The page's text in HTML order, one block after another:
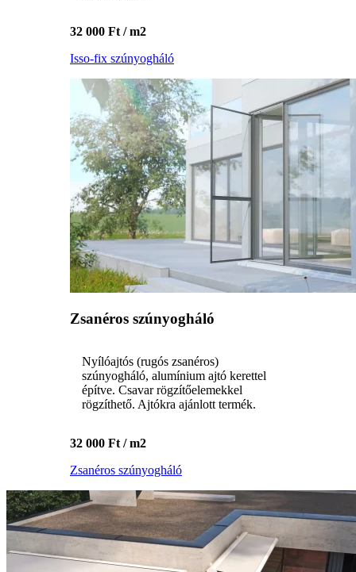
32 000 Ft / m2
Isso-fix szúnyogháló
Zsanéros szúnyogháló
Nyílóajtós (rugós zsanéros)
szúnyogháló, alumínium ajtó kerettel
építve. Csavar rögzítőelemekkel
rögzíthető. Ajtókra ajánlott termék.
32 000 Ft / m2
Zsanéros szúnyogháló